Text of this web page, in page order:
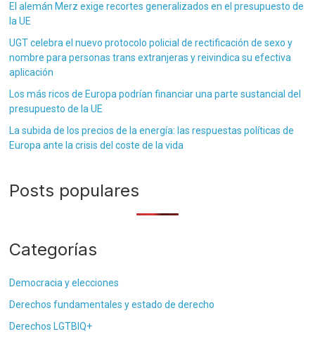
El alemán Merz exige recortes generalizados en el presupuesto de
la UE
UGT celebra el nuevo protocolo policial de rectificación de sexo y
nombre para personas trans extranjeras y reivindica su efectiva
aplicación
Los más ricos de Europa podrían financiar una parte sustancial del
presupuesto de la UE
La subida de los precios de la energía: las respuestas políticas de
Europa ante la crisis del coste de la vida
Posts populares
Categorías
Democracia y elecciones
Derechos fundamentales y estado de derecho
Derechos LGTBIQ+